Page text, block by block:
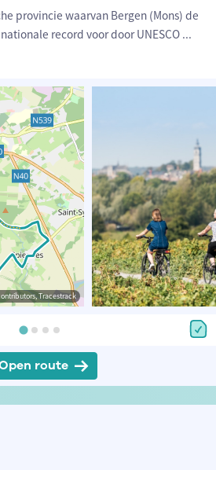
provincie waarvan Bergen (Mons) de
record voor door UNESCO ...
Tracestrack
route